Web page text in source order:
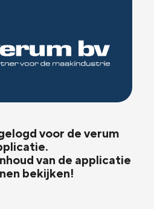
voor de verum
van de applicatie
bekijken!